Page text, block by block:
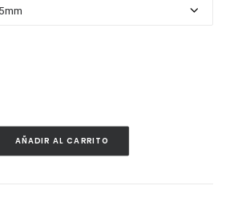
AÑADIR AL CARRITO